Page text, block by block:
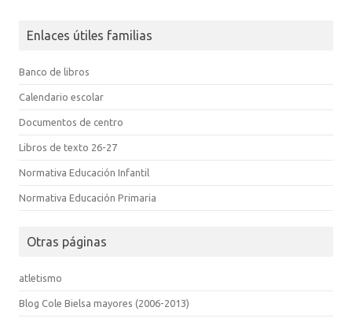
Enlaces útiles familias
Banco de libros
Calendario escolar
Documentos de centro
Libros de texto 26-27
Normativa Educación Infantil
Normativa Educación Primaria
Otras páginas
atletismo
Blog Cole Bielsa mayores (2006-2013)